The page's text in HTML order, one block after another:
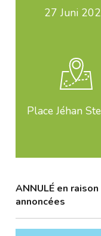
27 Juni
Place Jéhan
ANNULÉ en
annoncées